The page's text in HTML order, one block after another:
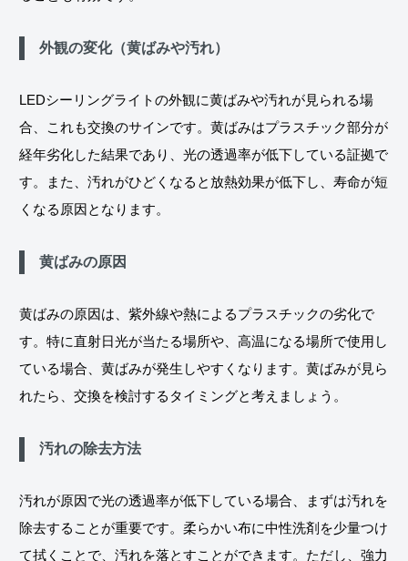
外観の変化（黄ばみや汚れ）
LEDシーリングライトの外観に黄ばみや汚れが見られる場
合、これも交換のサインです。黄ばみはプラスチック部分が
経年劣化した結果であり、光の透過率が低下している証拠で
す。また、汚れがひどくなると放熱効果が低下し、寿命が短
くなる原因となります。
黄ばみの原因
黄ばみの原因は、紫外線や熱によるプラスチックの劣化で
す。特に直射日光が当たる場所や、高温になる場所で使用し
ている場合、黄ばみが発生しやすくなります。黄ばみが見ら
れたら、交換を検討するタイミングと考えましょう。
汚れの除去方法
汚れが原因で光の透過率が低下している場合、まずは汚れを
除去することが重要です。柔らかい布に中性洗剤を少量つけ
て拭くことで、汚れを落とすことができます。ただし、強力